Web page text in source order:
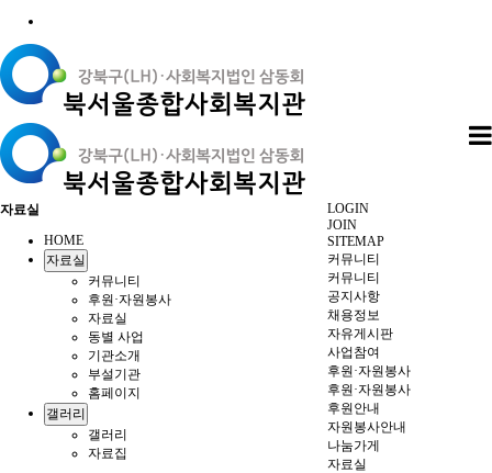
LOGIN
JOIN
SITEMAP
커뮤니티
커뮤니티
공지사항
채용정보
자유게시판
사업참여
후원·자원봉사
후원·자원봉사
후원안내
자원봉사안내
나눔가게
자료실
자료실
HOME
자료실
커뮤니티
후원·자원봉사
자료실
동별 사업
기관소개
부설기관
홈페이지
갤러리
갤러리
자료집